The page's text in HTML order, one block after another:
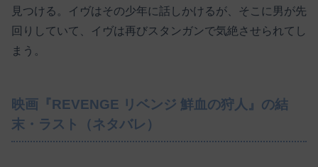
見つける。イヴはその少年に話しかけるが、そこに男が先
回りしていて、イヴは再びスタンガンで気絶させられてし
まう。
映画『REVENGE リベンジ 鮮血の狩人』の結
末・ラスト（ネタバレ）